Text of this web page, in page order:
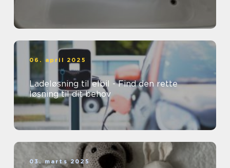
06. april 2025
Ladeløsning til elbil - Find den rette
løsning til dit behov
03. marts 2025